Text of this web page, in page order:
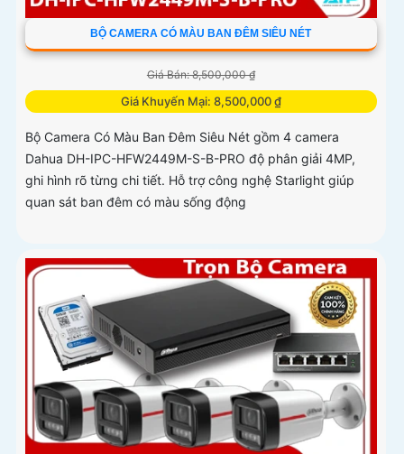
BỘ CAMERA CÓ MÀU BAN ĐÊM SIÊU NÉT
Giá Bán: 8,500,000 ₫
Giá Khuyến Mại: 8,500,000 ₫
Bộ Camera Có Màu Ban Đêm Siêu Nét gồm 4 camera
Dahua DH-IPC-HFW2449M-S-B-PRO độ phân giải 4MP,
ghi hình rõ từng chi tiết. Hỗ trợ công nghệ Starlight giúp
quan sát ban đêm có màu sống động